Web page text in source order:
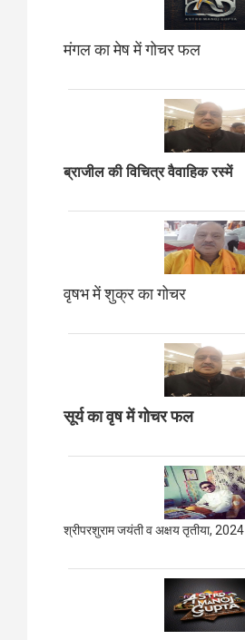
मंगल का मेष में गोचर फल
ब्राजील की विचित्र वैवाहिक रस्में
वृषभ में शुक्र का गोचर
सूर्य का वृष में गोचर फल
श्रीपरशुराम जयंती व अक्षय तृतीया, 2024